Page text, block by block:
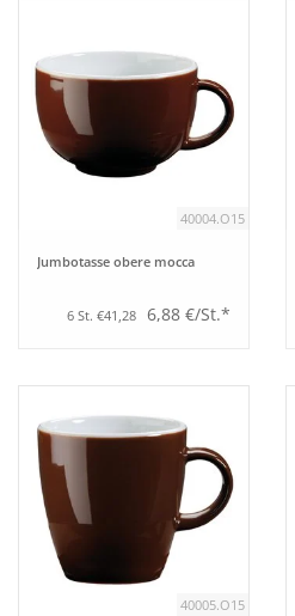
40004.O15
Jumbotasse obere mocca
6 St. €41,28 6,88 €/St.*
40005.O15